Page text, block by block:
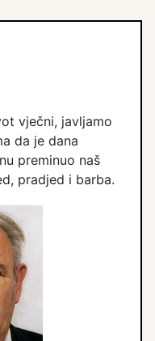
vječni, javljamo
da je dana
preminuo naš
pradjed i barba.